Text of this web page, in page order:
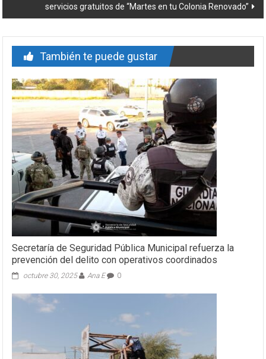
servicios gratuitos de “Martes en tu Colonia Renovado”
También te puede gustar
Secretaría de Seguridad Pública Municipal refuerza la
prevención del delito con operativos coordinados
octubre 30, 2025 Ana E 0